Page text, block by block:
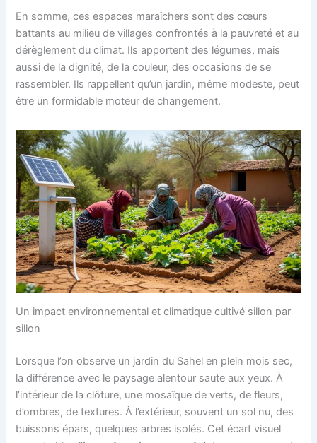
En somme, ces espaces maraîchers sont des cœurs
battants au milieu de villages confrontés à la pauvreté et au
dérèglement du climat. Ils apportent des légumes, mais
aussi de la dignité, de la couleur, des occasions de se
rassembler. Ils rappellent qu’un jardin, même modeste, peut
être un formidable moteur de changement.
Un impact environnemental et climatique cultivé sillon par
sillon
Lorsque l’on observe un jardin du Sahel en plein mois sec,
la différence avec le paysage alentour saute aux yeux. À
l’intérieur de la clôture, une mosaïque de verts, de fleurs,
d’ombres, de textures. À l’extérieur, souvent un sol nu, des
buissons épars, quelques arbres isolés. Cet écart visuel